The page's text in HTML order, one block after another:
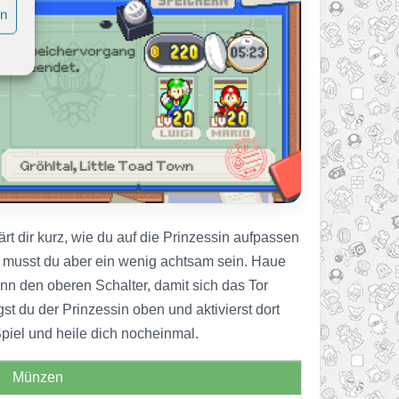
dir kurz, wie du auf die Prinzessin aufpassen
du aber ein wenig achtsam sein. Haue
den oberen Schalter, damit sich das Tor
du der Prinzessin oben und aktivierst dort
und heile dich nocheinmal.
Münzen